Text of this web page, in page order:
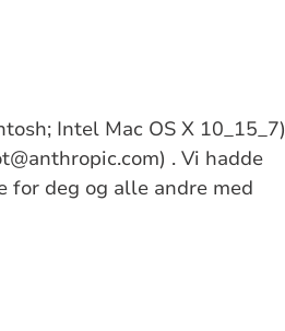
Intel Mac OS X 10_15_7)
. Vi hadde
for deg og alle andre med